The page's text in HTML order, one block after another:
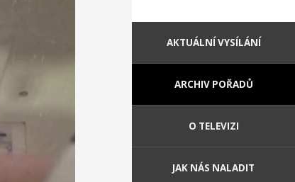
AKTUÁLNÍ VYSÍLÁNÍ
ARCHIV POŘADŮ
O TELEVIZI
JAK NÁS NALADIT